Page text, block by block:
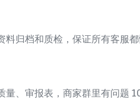
料归档和质检，保证所有客服都
量、审报表，商家群里有问题